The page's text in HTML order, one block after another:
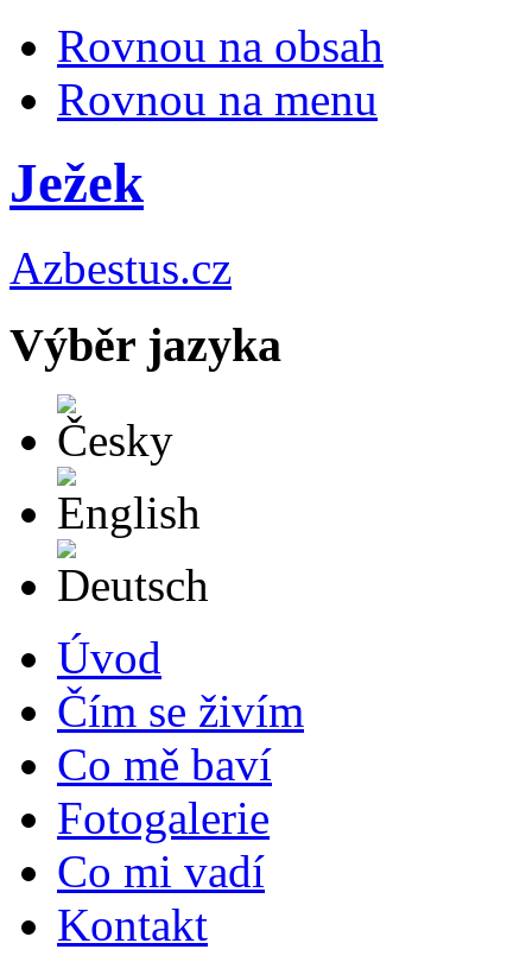
Rovnou na obsah
Rovnou na menu
Ježek
Azbestus.cz
Výběr jazyka
Úvod
Čím se živím
Co mě baví
Fotogalerie
Co mi vadí
Kontakt